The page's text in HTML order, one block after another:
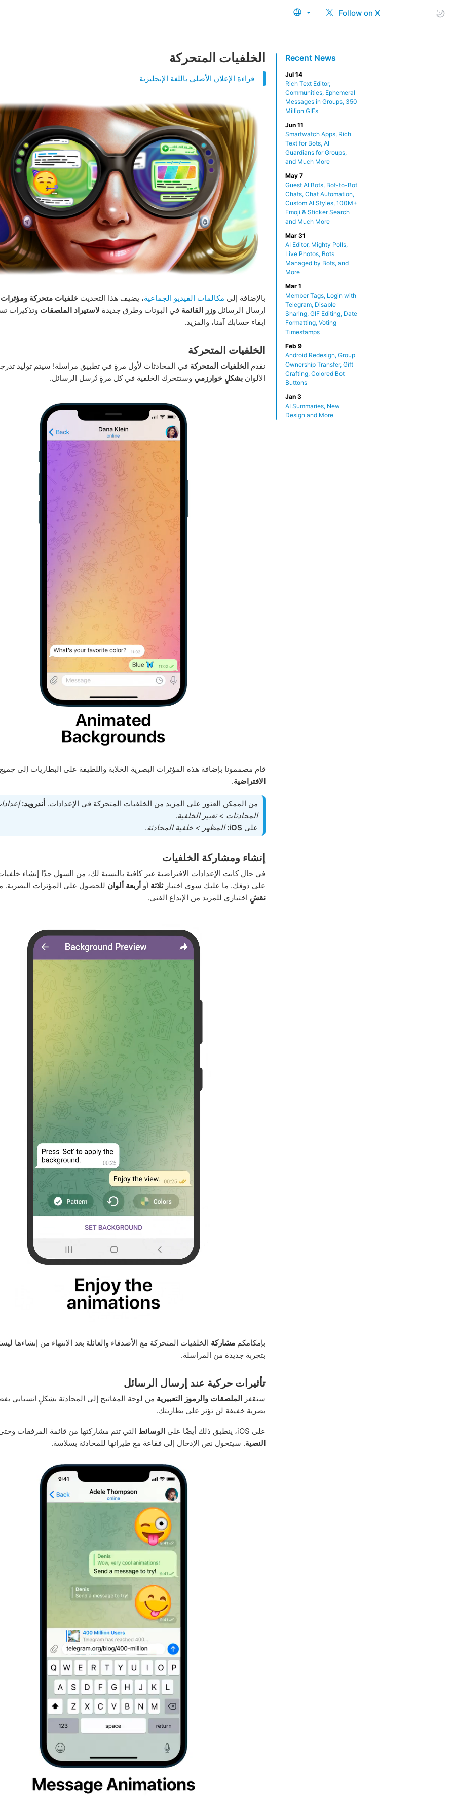
Follow on X
Recent News
Jul 14
Rich Text Editor,
Communities, Ephemeral
Messages in Groups, 350
Million GIFs
Jun 11
Smartwatch Apps, Rich
Text for Bots, AI
Guardians for Groups,
and Much More
May 7
Guest AI Bots, Bot-to-Bot
Chats, Chat Automation,
Custom AI Styles, 100M+
Emoji & Sticker Search
and Much More
Mar 31
AI Editor, Mighty Polls,
Live Photos, Bots
Managed by Bots, and
More
Mar 1
Member Tags, Login with
Telegram, Disable
Sharing, GIF Editing, Date
Formatting, Voting
Timestamps
Feb 9
Android Redesign, Group
Ownership Transfer, Gift
Crafting, Colored Bot
Buttons
Jan 3
AI Summaries, New
Design and More
الخلفيات المتحركة
قراءة الإعلان الأصلي باللغة الإنجليزية
بالإضافة إلى مكالمات الفيديو الجماعية، يضيف هذا التحديث خلفيات متحركة
إرسال الرسائل وزر القائمة في البوتات وطرق جديدة لاستيراد الملصقات وتذكيرات
إبقاء حسابك آمنا، والمزيد.
الخلفيات المتحركة
نقدم الخلفيات المتحركة في المحادثات لأول مرةٍ في تطبيق مراسلة! سيتم توليد
الألوان بشكلٍ خوارزمي وستتحرك الخلفية في كل مرةٍ تُرسل الرسائل.
قام مصممونا بإضافة هذه المؤثرات البصرية الخلابة واللطيفة على البطاريات إلى جميع
الافتراضية.
من الممكن العثور على المزيد من الخلفيات المتحركة في الإعدادات. أندرويد:
المحادثات > تغيير الخلفية.
على iOS: المظهر > خلفية المحادثة.
إنشاء ومشاركة الخلفيات
في حال كانت الإعدادات الافتراضية غير كافية بالنسبة لك، من السهل جدًا إنشاء
على ذوقك. ما عليك سوى اختيارثلاثة أو أربعة ألوان للحصول على المؤثرات البصرية.
نقشٍ اختياري للمزيد من الإبداع الفني.
بإمكامكم مشاركة الخلفيات المتحركة مع الأصدقاء والعائلة بعد الانتهاء من إنشاءها
بتجربة جديدة من المراسلة.
تأثيرات حركية عند إرسال الرسائل
ستقفز الملصقات والرموز التعبيرية من لوحة المفاتيح إلى المحادثة بشكلٍ انسيابي
بصرية خفيفة لن تؤثر على بطاريتك.
على iOS، ينطبق ذلك أيضًا على الوسائط التي تتم مشاركتها من قائمة المرفقات
النصية. سيتحول نص الإدخال إلى فقاعة مع طيرانها للمحادثة بسلاسة.